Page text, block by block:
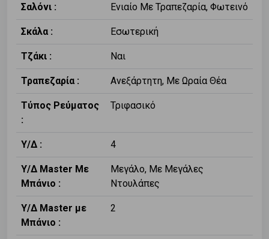
Σαλόνι : Ενιαίο Με Τραπεζαρία, Φωτεινό
Σκάλα : Εσωτερική
Τζάκι : Ναι
Τραπεζαρία : Ανεξάρτητη, Με Ωραία Θέα
Τύπος Ρεύματος
:
Τριφασικό
Υ/Δ : 4
Υ/Δ Master Με
Μπάνιο :
Μεγάλο, Με Μεγάλες
Ντουλάπες
Υ/Δ Master με
Μπάνιο :
2